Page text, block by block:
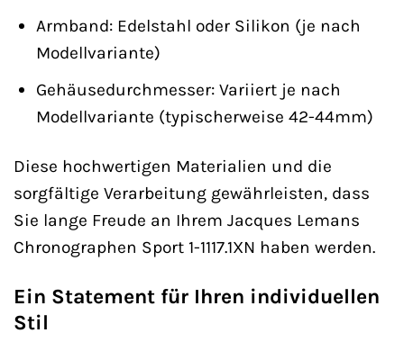
Armband: Edelstahl oder Silikon (je nach
Modellvariante)
Gehäusedurchmesser: Variiert je nach
Modellvariante (typischerweise 42-44mm)
Diese hochwertigen Materialien und die
sorgfältige Verarbeitung gewährleisten, dass
Sie lange Freude an Ihrem Jacques Lemans
Chronographen Sport 1-1117.1XN haben werden.
Ein Statement für Ihren individuellen
Stil